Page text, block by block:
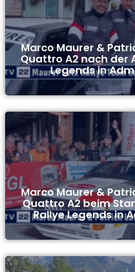
Marco Maurer &
Quattro A2 nach der
Legends in
Marco Maurer &
Quattro A2 beim
Rallye Legends in